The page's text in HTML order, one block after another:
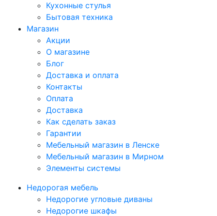
Кухонные стулья
Бытовая техника
Магазин
Акции
О магазине
Блог
Доставка и оплата
Контакты
Оплата
Доставка
Как сделать заказ
Гарантии
Мебельный магазин в Ленске
Мебельный магазин в Мирном
Элементы системы
Недорогая мебель
Недорогие угловые диваны
Недорогие шкафы